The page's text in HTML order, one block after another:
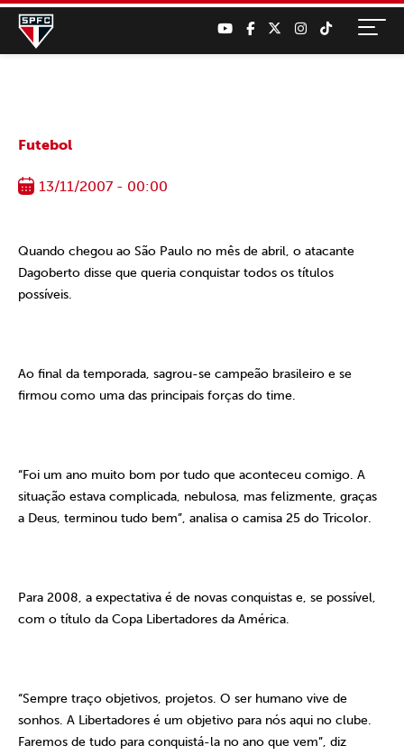
Futebol
13/11/2007 - 00:00
Quando chegou ao São Paulo no mês de abril, o atacante
Dagoberto disse que queria conquistar todos os títulos
possíveis.
Ao final da temporada, sagrou-se campeão brasileiro e se
firmou como uma das principais forças do time.
“Foi um ano muito bom por tudo que aconteceu comigo. A
situação estava complicada, nebulosa, mas felizmente, graças
a Deus, terminou tudo bem”, analisa o camisa 25 do Tricolor.
Para 2008, a expectativa é de novas conquistas e, se possível,
com o título da Copa Libertadores da América.
“Sempre traço objetivos, projetos. O ser humano vive de
sonhos. A Libertadores é um objetivo para nós aqui no clube.
Faremos de tudo para conquistá-la no ano que vem”, diz